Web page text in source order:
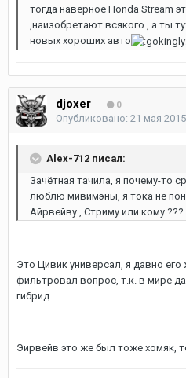
тогда наверное Honda Stream
,наизобретают всякого , а ты
новых хороших авто
djoxer 0
Опубликовано: 21 мая 2015
Alex-712 писал:
Зачётная тачила, я почему-то
люблю мивимэны, я тока не
Айрвейву , Стриму или кому ???
Это Цивик универсал, я давно его
фильтровал вопрос, т.к. в мире
гибрид.
Эирвейв это же был тоже хомяк,